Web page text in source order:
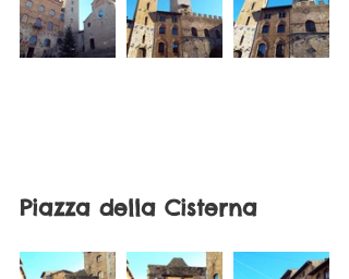
Piazza della Cisterna